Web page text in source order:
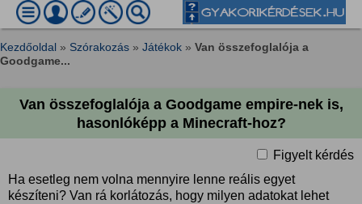
Kezdőoldal » Szórakozás » Játékok » Van összefoglalója a
Goodgame...
Van összefoglalója a Goodgame empire-nek is,
hasonlóképp a Minecraft-hoz?
Figyelt kérdés
Ha esetleg nem volna mennyire lenne reális egyet
készíteni? Van rá korlátozás, hogy milyen adatokat lehet